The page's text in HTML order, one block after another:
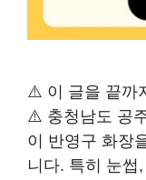
⚠️ 이 글을 끝까
⚠️ 충청남도 공
이 반영구 화장
니다. 특히 눈썹